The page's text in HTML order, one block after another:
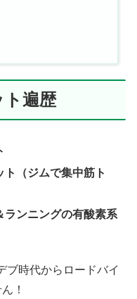
遍歴
（ジムで集中筋ト
ンニングの有酸素系
ブ時代からロードバイ
！